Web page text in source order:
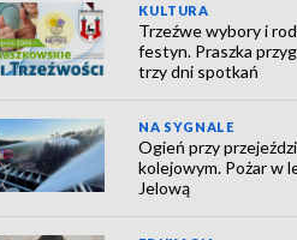
KULTURA
Trzeźwe wybory i
festyn. Praszka
trzy dni spotkań
NA SYGNALE
Ogień przy
kolejowym. Pożar w
Jelową